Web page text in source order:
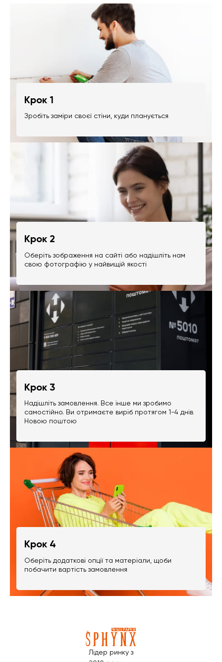
Крок 1
Зробіть заміри своєї стіни, куди планується
Крок 2
Оберіть зображення на сайті або надішліть нам
свою фотографію у найвищій якості
Крок 3
Надішліть замовлення. Все інше ми зробимо
самостійно. Ви отримаєте виріб протягом 1-4 днів
Новою поштою
Крок 4
Оберіть додаткові опції та матеріали, щоби
побачити вартість замовлення
Лідер ринку з